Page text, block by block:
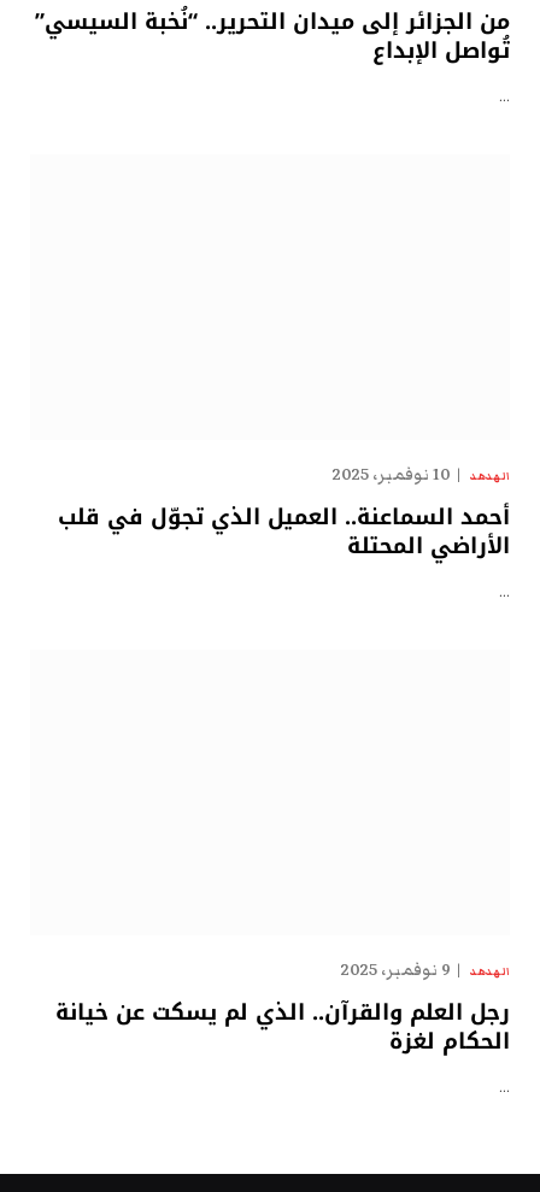
من الجزائر إلى ميدان التحرير.. “نُخبة السيسي”
تُواصل الإبداع
…
الهدهد 10 نوفمبر، 2025
أحمد السماعنة.. العميل الذي تجوّل في قلب
الأراضي المحتلة
…
الهدهد 9 نوفمبر، 2025
رجل العلم والقرآن.. الذي لم يسكت عن خيانة
الحكام لغزة
…